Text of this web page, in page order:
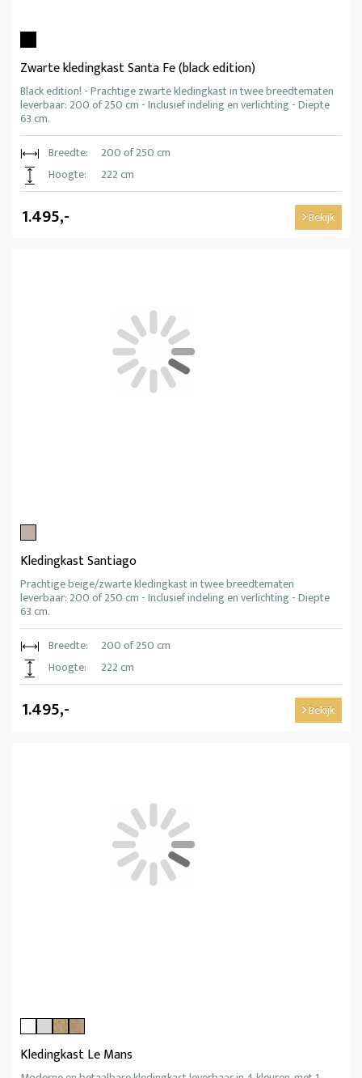
Zwarte kledingkast Santa Fe (black edition)
Black edition! - Prachtige zwarte kledingkast in twee breedtematen
leverbaar: 200 of 250 cm - Inclusief indeling en verlichting - Diepte
63 cm.
Breedte:
200 of 250 cm
Hoogte:
222 cm
1.495,- Bekijk
Kledingkast Santiago
Prachtige beige/zwarte kledingkast in twee breedtematen
leverbaar: 200 of 250 cm - Inclusief indeling en verlichting - Diepte
63 cm.
Breedte:
200 of 250 cm
Hoogte:
222 cm
1.495,- Bekijk
Kledingkast Le Mans